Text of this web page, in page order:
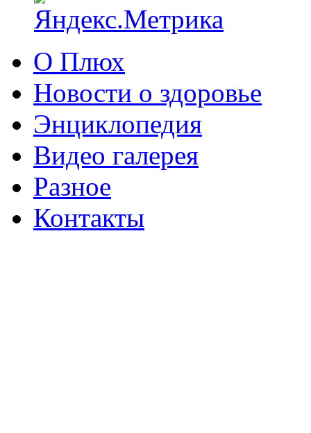
О Плюх
Новости о здоровье
Энциклопедия
Видео галерея
Разное
Контакты